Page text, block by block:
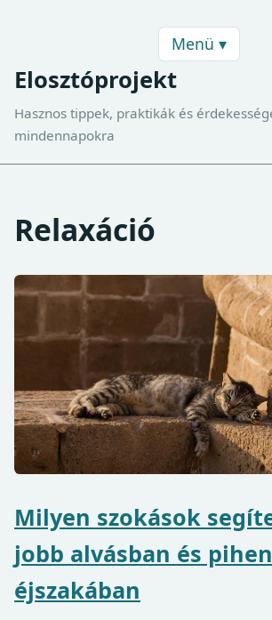
Menü ▾
Elosztóprojekt
Hasznos tippek, praktikák és
mindennapokra
Relaxáció
Milyen szokások
jobb alvásban és
éjszakában